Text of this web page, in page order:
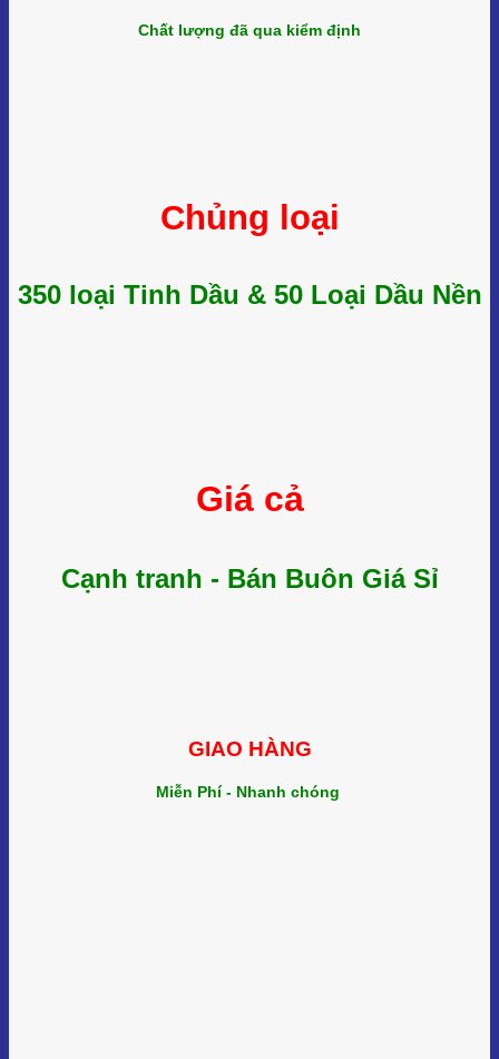
Chất lượng đã qua kiểm định
Chủng loại
350 loại Tinh Dầu & 50 Loại Dầu Nền
Giá cả
Cạnh tranh - Bán Buôn Giá Sỉ
GIAO HÀNG
Miễn Phí - Nhanh chóng